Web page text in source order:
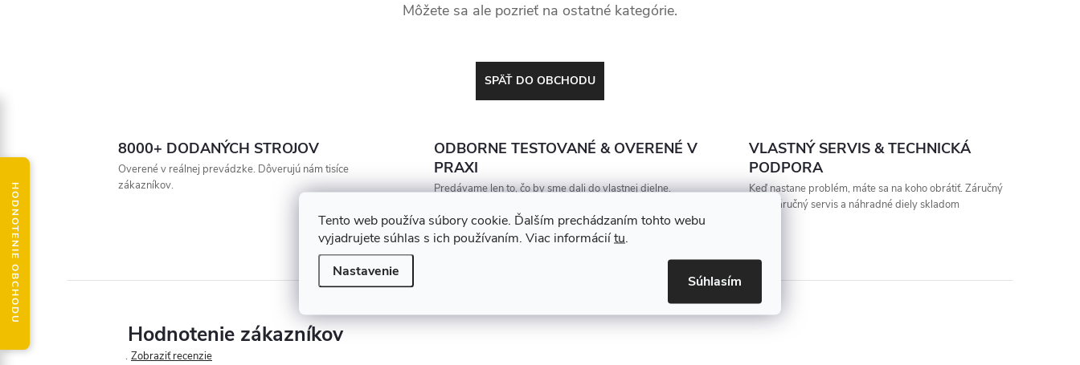
Tento web používa súbory cookie. Ďalším prechádzaním tohto webu
vyjadrujete súhlas s ich používaním. Viac informáciítu.
Nastavenie
Súhlasím
Môžete sa ale pozrieť na ostatné kategórie.
SPÄŤ DO OBCHODU
8000+ DODANÝCH STROJOV
Overené v reálnej prevádzke. Dôverujú nám tisíce
zákazníkov.
ODBORNE TESTOVANÉ & OVERENÉ V
PRAXI
Predávame len to, čo by sme dali do vlastnej dielne.
vydržal, zarábal a nesklamal
VLASTNÝ SERVIS & TECHNICKÁ
PODPORA
Keď nastane problém, máte sa na koho obrátiť. Záručný
aj pozáručný servis a náhradné diely skladom
Hodnotenie zákazníkov
Zobraziť recenzie
HODNOTENIE OBCHODU